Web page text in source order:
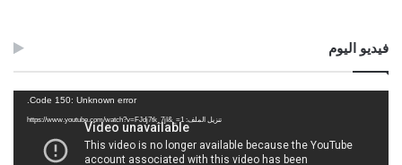
فيديو اليوم
Code 150: Unknown error.
تنزيل الملف: https://www.youtube.com/watch?v=FJdj7tk_7jI&_=1